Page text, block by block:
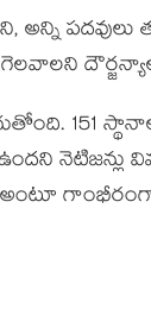
అన్ని
151
గాంభీరంగా